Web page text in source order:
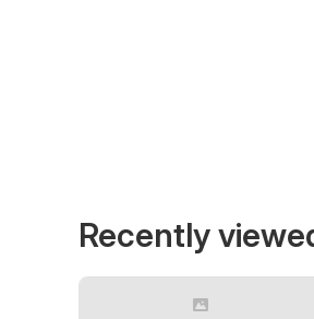
Recently